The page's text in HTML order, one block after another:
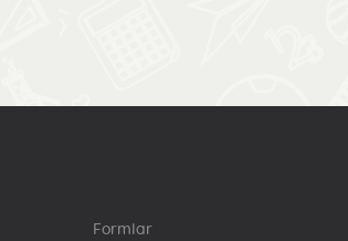
Formlar